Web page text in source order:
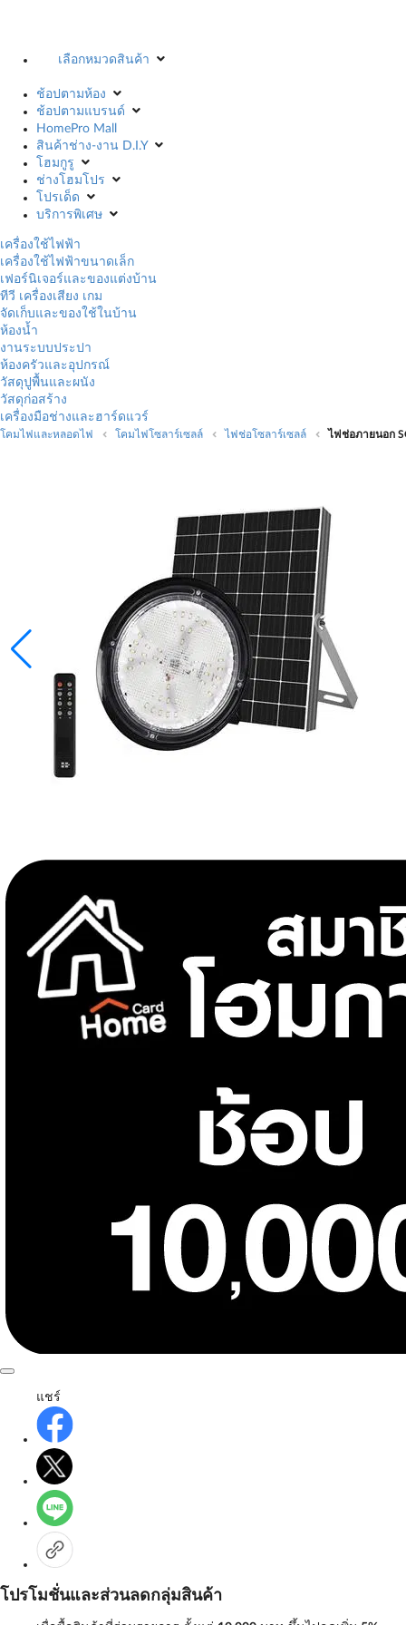
เลือกหมวดสินค้า
ช้อปตามห้อง
ช้อปตามแบรนด์
HomePro Mall
สินค้าช่าง-งาน D.I.Y
โฮมกูรู
ช่างโฮมโปร
โปรเด็ด
บริการพิเศษ
เครื่องใช้ไฟฟ้า
เครื่องใช้ไฟฟ้าขนาดเล็ก
เฟอร์นิเจอร์และของแต่งบ้าน
ทีวี เครื่องเสียง เกม
จัดเก็บและของใช้ในบ้าน
ห้องน้ำ
งานระบบประปา
ห้องครัวและอุปกรณ์
วัสดุปูพื้นและผนัง
วัสดุก่อสร้าง
เครื่องมือช่างและฮาร์ดแวร์
โคมไฟและหลอดไฟ โคมไฟโซลาร์เซลล์ ไฟช่อโซลาร์เซลล์ ไฟช่อภายนอก
แชร์
โปรโมชั่นและส่วนลดกลุ่มสินค้า